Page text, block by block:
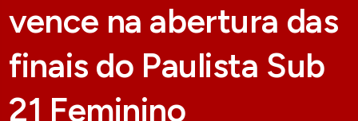
vence na abertura das
finais do Paulista Sub
21 Feminino